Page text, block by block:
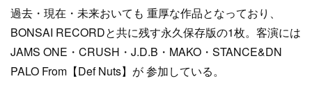
過去・現在・未来おいても 重厚な作品となっており、
BONSAI RECORDと共に残す永久保存版の1枚。客演には
JAMS ONE・CRUSH・J.D.B・MAKO・STANCE&DN
PALO From【Def Nuts】が 参加している。